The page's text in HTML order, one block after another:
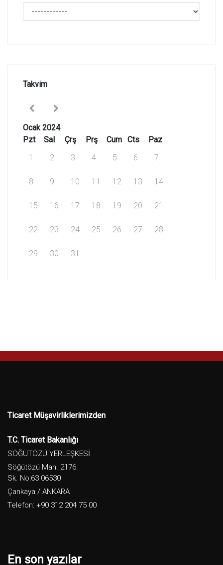
Takvim
Ocak 2024
Pzt
Sal Çrş Prş Cum Cts
Paz
1
2 3 4 5 6 7
8 9 10 11 12 13 14
15 16 17 18 19 20 21
22 23 24 25 26 27 28
29 30 31
Ticaret Müşavirliklerimizden
T.C. Ticaret Bakanlığı
SÖĞÜTÖZÜ YERLEŞKESİ
Söğütözü Mah. 2176.
Sk. No:63 06530
Çankaya / ANKARA
Telefon: +90 312 204 75 00
En son yazılar